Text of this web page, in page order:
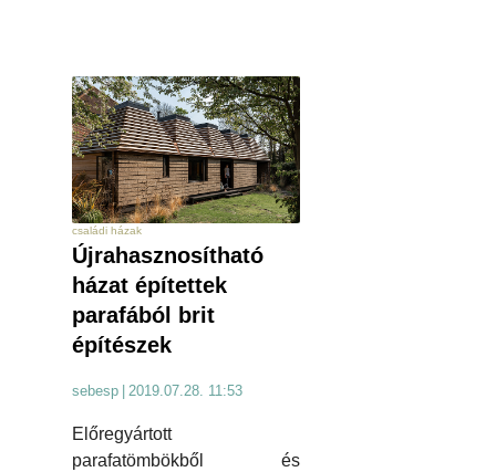
családi házak
Újrahasznosítható
házat építettek
parafából brit
építészek
sebesp 2019.07.28. 11:53
Előregyártott
parafatömbökből és